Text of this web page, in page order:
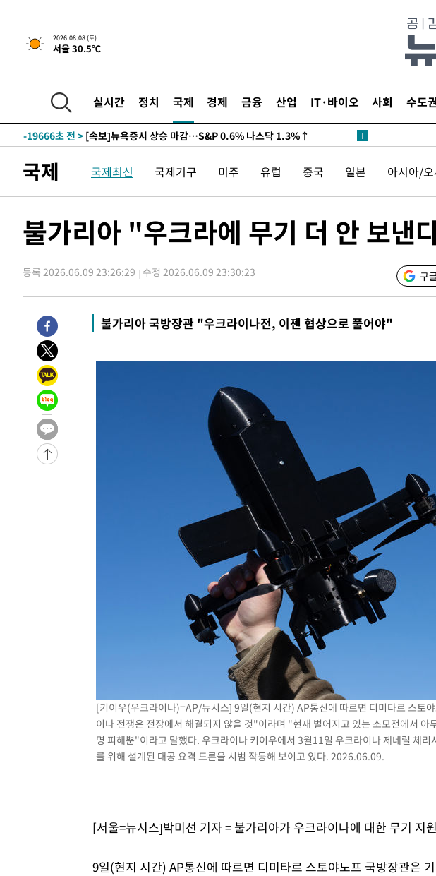
2026.08.08 (토)
서울 30.5℃
실시간 정치 국제 경제 금융 산업 IT·바이오 사회 수도
-19686초 전 >
[속보]뉴욕증시 상승 마감…S&P 0.6% 나스닥 1.3%↑
-26540초 전 >
-19666초 전 > [속보]뉴욕증시 상승 마감…S&P 0.6% 나스닥 1.3%↑
-19686초 전 >
[속보]뉴욕증시 상승 마감…S&P 0.6% 나스닥 1.3%↑
국제 국제최신 국제기구 미주 유럽 중국 일본 아시아/
불가리아 "우크라에 무기 더 안 보
등록 2026.06.09 23:26:29 수정 2026.06.09 23:30:23 구
불가리아 국방장관 "우크라이나전, 이젠 협상으로 풀어야"
[키이우(우크라이나)=AP/뉴시스] 9일(현지 시간) AP통신에 따르면 디미타르 스토
이나 전쟁은 전장에서 해결되지 않을 것"이라며 "현재 벌어지고 있는 소모전에서 아
명 피해뿐"이라고 말했다. 우크라이나 키이우에서 3월11일 우크라이나 제네럴 체리
를 위해 설계된 대공 요격 드론을 시범 작동해 보이고 있다. 2026.06.09.
[서울=뉴시스]박미선 기자 = 불가리아가 우크라이나에 대한 무기 지
9일(현지 시간) AP통신에 따르면 디미타르 스토야노프 국방장관은